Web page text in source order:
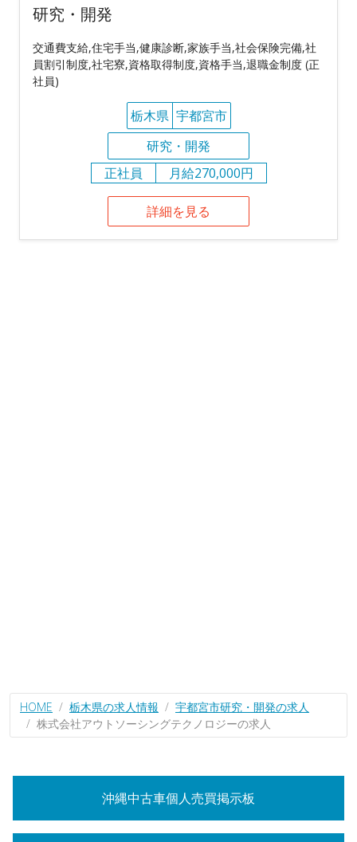
研究・開発
交通費支給,住宅手当,健康診断,家族手当,社会保険完備,社
員割引制度,社宅寮,資格取得制度,資格手当,退職金制度 (正
社員)
栃木県 宇都宮市
研究・開発
正社員
月給270,000円
詳細を見る
HOME 栃木県の求人情報
宇都宮市研究・開発の求人
株式会社アウトソーシングテクノロジーの求人
沖縄中古車個人売買掲示板